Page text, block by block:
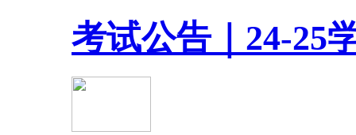
考试公告｜24-25